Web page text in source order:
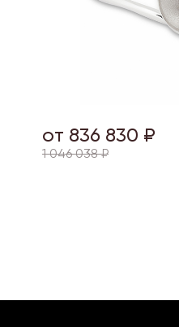
от 836 830 ₽
1 046 038 ₽